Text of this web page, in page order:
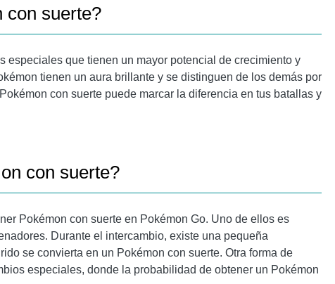
con suerte?
especiales que tienen un mayor potencial de crecimiento y
tienen un aura brillante y se distinguen de los demás por
con suerte puede marcar la diferencia en tus batallas y
con suerte?
Pokémon con suerte en Pokémon Go. Uno de ellos es
Durante el intercambio, existe una pequeña
se convierta en un Pokémon con suerte. Otra forma de
especiales, donde la probabilidad de obtener un Pokémon